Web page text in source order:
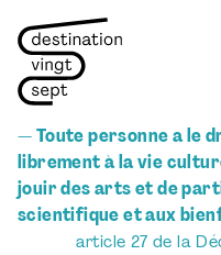
— Toute personne a le
librement à la vie
jouir des arts et de
scientifique et aux
article 27 de la